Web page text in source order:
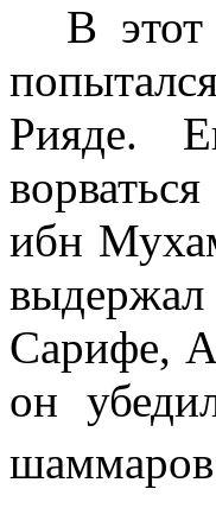
В
Рияде.
ибн
Сарифе,
он